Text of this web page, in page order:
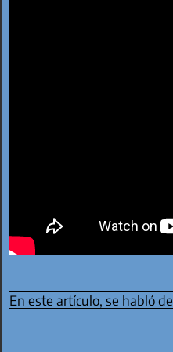
En este artículo, se habló de